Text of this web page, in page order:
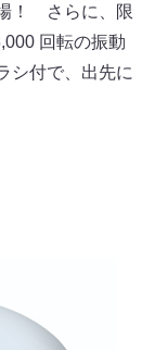
！ さらに、限
回転の振動
シ付で、出先に